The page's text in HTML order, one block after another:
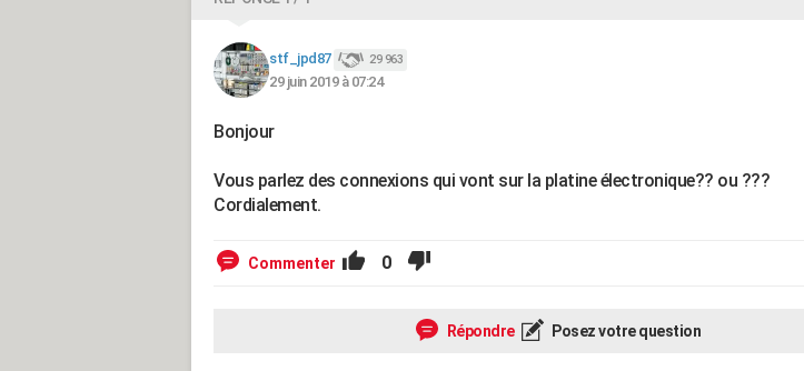
stf_jpd87 29 963
29 juin 2019 à 07:24
Bonjour
Vous parlez des connexions qui vont sur la platine électronique?? ou ???
Cordialement.
Commenter 0
Répondre Posez votre question